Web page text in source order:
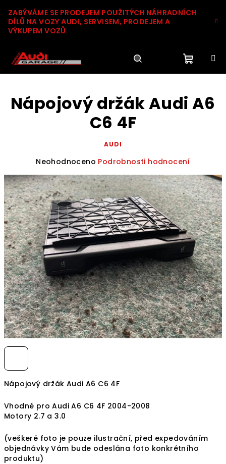
na
obsah
ZABÝVÁME SE PRODEJEM POUŽITÝCH NÁHRADNÍCH
DÍLŮ NA VOZY AUDI, SERVISEM, PRODEJEM A
VÝKUPEM VOZŮ
HledatPřihlášení
košík
Nápojový držák Audi A6 C6 4F
Vhodné pro Audi A6 C6 4F 2004-2008
Motory 2.7 a 3.0
(veškeré foto je pouze ilustrační, před expedováním
objednávky Vám bude odeslána foto konkrétního
produktu)
Nápojový držák Audi A6
C6 4F
AUDI
Průměrné
produktu
je
0,0
z
5
hvězdiček.
Neohodnoceno Podrobnosti hodnocení